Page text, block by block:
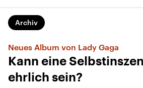
Archiv
Neues Album von Lady Gaga
Kann eine
ehrlich sein?